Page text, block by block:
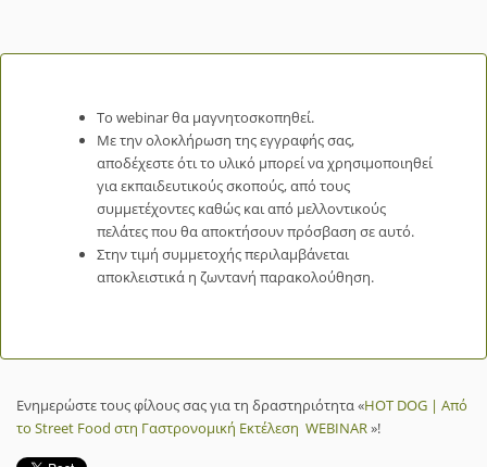
Το webinar θα μαγνητοσκοπηθεί.
Με την ολοκλήρωση της εγγραφής σας,
αποδέχεστε ότι το υλικό μπορεί να χρησιμοποιηθεί
για εκπαιδευτικούς σκοπούς, από τους
συμμετέχοντες καθώς και από μελλοντικούς
πελάτες που θα αποκτήσουν πρόσβαση σε αυτό.
Στην τιμή συμμετοχής περιλαμβάνεται
αποκλειστικά η ζωντανή παρακολούθηση.
Ενημερώστε τους φίλους σας για τη δραστηριότητα «HOT DOG | Από
το Street Food στη Γαστρονομική Εκτέλεση WEBINAR»!